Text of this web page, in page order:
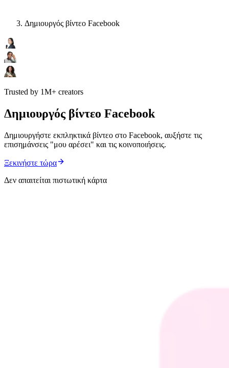
Δημιουργός βίντεο Facebook
Trusted by 1M+ creators
Δημιουργός βίντεο Facebook
Δημιουργήστε εκπληκτικά βίντεο στο Facebook, αυξήστε τις
επισημάνσεις "μου αρέσει" και τις κοινοποιήσεις.
Ξεκινήστε τώρα
Δεν απαιτείται πιστωτική κάρτα